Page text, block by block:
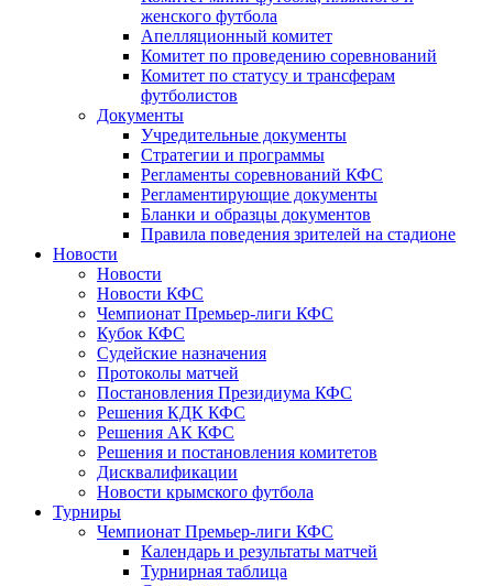
женского футбола
Апелляционный комитет
Комитет по проведению соревнований
Комитет по статусу и трансферам
футболистов
Документы
Учредительные документы
Стратегии и программы
Регламенты соревнований КФС
Регламентирующие документы
Бланки и образцы документов
Правила поведения зрителей на стадионе
Новости
Новости
Новости КФС
Чемпионат Премьер-лиги КФС
Кубок КФС
Судейские назначения
Протоколы матчей
Постановления Президиума КФС
Решения КДК КФС
Решения АК КФС
Решения и постановления комитетов
Дисквалификации
Новости крымского футбола
Турниры
Чемпионат Премьер-лиги КФС
Календарь и результаты матчей
Турнирная таблица